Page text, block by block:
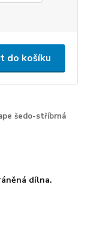
do košíku
šedo-stříbrná
dílna.